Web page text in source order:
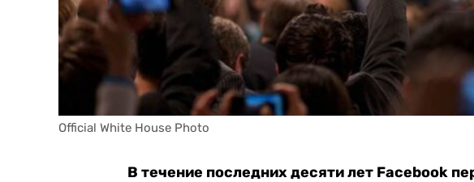
Official White House Photo
В течение последних десяти лет Facebook